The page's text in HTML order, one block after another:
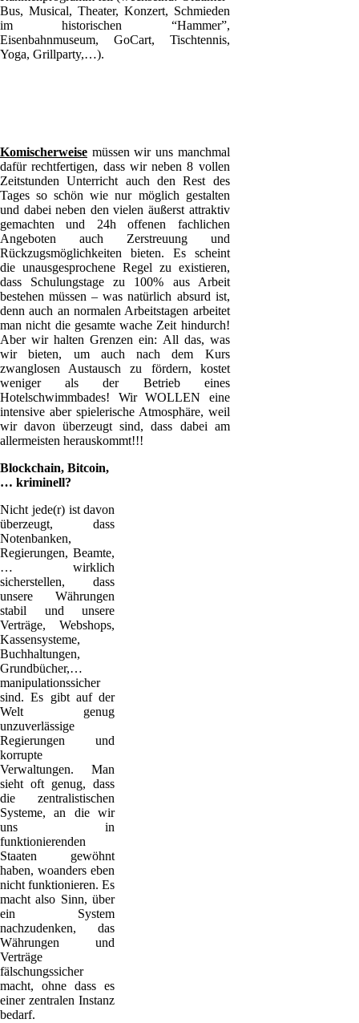
Bus, Musical, Theater, Konzert, Schmieden
im historischen “Hammer”,
Eisenbahnmuseum, GoCart, Tischtennis,
Yoga, Grillparty,…).
Komischerweise müssen wir uns manchmal
dafür rechtfertigen, dass wir neben 8 vollen
Zeitstunden Unterricht auch den Rest des
Tages so schön wie nur möglich gestalten
und dabei neben den vielen äußerst attraktiv
gemachten und 24h offenen fachlichen
Angeboten auch Zerstreuung und
Rückzugsmöglichkeiten bieten. Es scheint
die unausgesprochene Regel zu existieren,
dass Schulungstage zu 100% aus Arbeit
bestehen müssen – was natürlich absurd ist,
denn auch an normalen Arbeitstagen arbeitet
man nicht die gesamte wache Zeit hindurch!
Aber wir halten Grenzen ein: All das, was
wir bieten, um auch nach dem Kurs
zwanglosen Austausch zu fördern, kostet
weniger als der Betrieb eines
Hotelschwimmbades! Wir WOLLEN eine
intensive aber spielerische Atmosphäre, weil
wir davon überzeugt sind, dass dabei am
allermeisten herauskommt!!!
Blockchain, Bitcoin,
… kriminell?
Nicht jede(r) ist davon
überzeugt, dass
Notenbanken,
Regierungen, Beamte,
… wirklich
sicherstellen, dass
unsere Währungen
stabil und unsere
Verträge, Webshops,
Kassensysteme,
Buchhaltungen,
Grundbücher,…
manipulationssicher
sind. Es gibt auf der
Welt genug
unzuverlässige
Regierungen und
korrupte
Verwaltungen. Man
sieht oft genug, dass
die zentralistischen
Systeme, an die wir
uns in
funktionierenden
Staaten gewöhnt
haben, woanders eben
nicht funktionieren. Es
macht also Sinn, über
ein System
nachzudenken, das
Währungen und
Verträge
fälschungssicher
macht, ohne dass es
einer zentralen Instanz
bedarf.